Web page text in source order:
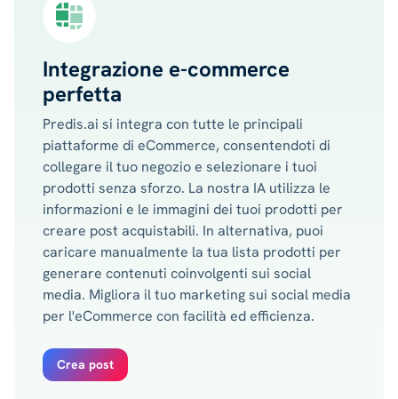
Integrazione e-commerce
perfetta
Predis.ai si integra con tutte le principali
piattaforme di eCommerce, consentendoti di
collegare il tuo negozio e selezionare i tuoi
prodotti senza sforzo. La nostra IA utilizza le
informazioni e le immagini dei tuoi prodotti per
creare post acquistabili. In alternativa, puoi
caricare manualmente la tua lista prodotti per
generare contenuti coinvolgenti sui social
media. Migliora il tuo marketing sui social media
per l'eCommerce con facilità ed efficienza.
Crea post